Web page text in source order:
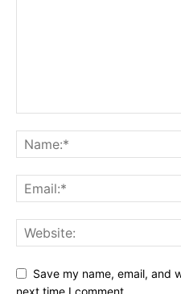
Save my name, email, and